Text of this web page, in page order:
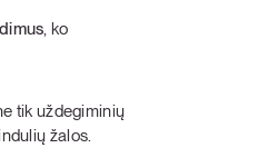
, ko
tik uždegiminių
žalos.